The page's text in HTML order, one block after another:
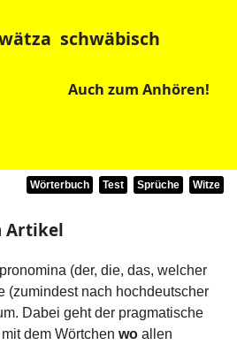
schwäbisch
Auch zum Anhören!
Wörterbuch Test Sprüche Witze
Artikel
(der, die, das, welcher
(zumindest nach hochdeutscher
Dabei geht der pragmatische
dem Wörtchenwo allen